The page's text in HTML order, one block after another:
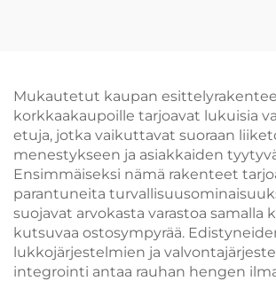
Mukautetut kaupan
korkkaakaupoille tarjoavat lukuisia
etuja, jotka vaikuttavat suoraan
menestykseen ja asiakkaiden
Ensimmäiseksi nämä rakenteet
parantuneita
suojavat arvokasta varastoa samalla
kutsuvaa ostosympyrää.
lukkojärjestelmien ja
integrointi antaa rauhan hengen